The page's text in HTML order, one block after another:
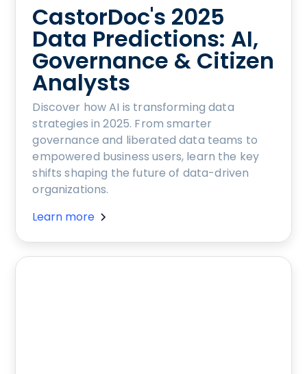
CastorDoc's 2025
Data Predictions: AI,
Governance & Citizen
Analysts
Discover how AI is transforming data
strategies in 2025. From smarter
governance and liberated data teams to
empowered business users, learn the key
shifts shaping the future of data-driven
organizations.
Learn more